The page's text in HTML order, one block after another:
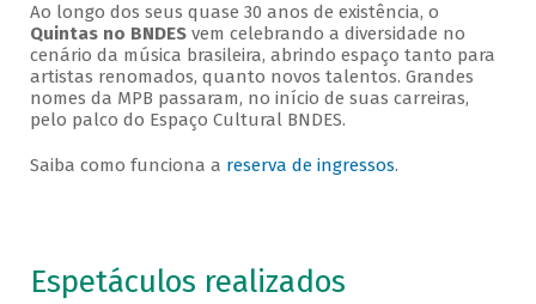
Ao longo dos seus quase 30 anos de existência, o
Quintas no BNDESvem celebrando a diversidade no
cenário da música brasileira, abrindo espaço tanto para
artistas renomados, quanto novos talentos. Grandes
nomes da MPB passaram, no início de suas carreiras,
pelo palco do Espaço Cultural BNDES.
Saiba como funciona a reserva de ingressos.
Espetáculos realizados